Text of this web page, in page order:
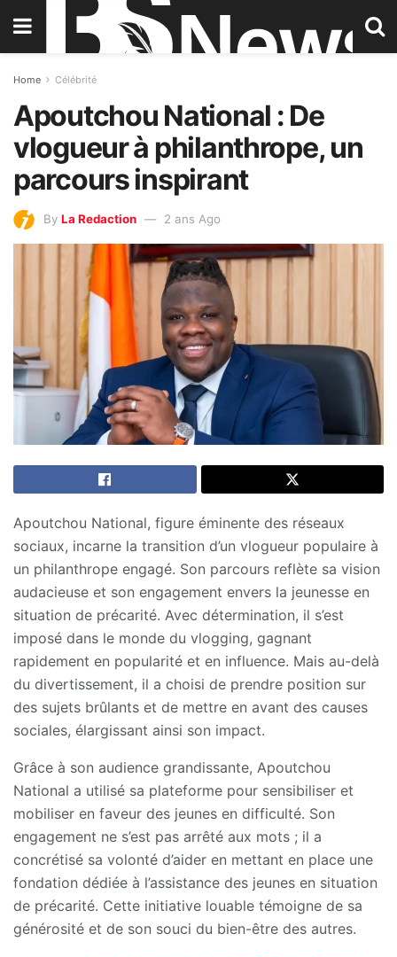
Home Célébrité
Apoutchou National : De
vlogueur à philanthrope, un
parcours inspirant
By La Redaction 2 ans Ago
Apoutchou National, figure éminente des réseaux
sociaux, incarne la transition d’un vlogueur populaire à
un philanthrope engagé. Son parcours reflète sa vision
audacieuse et son engagement envers la jeunesse en
situation de précarité. Avec détermination, il s’est
imposé dans le monde du vlogging, gagnant
rapidement en popularité et en influence. Mais au-delà
du divertissement, il a choisi de prendre position sur
des sujets brûlants et de mettre en avant des causes
sociales, élargissant ainsi son impact.
Grâce à son audience grandissante, Apoutchou
National a utilisé sa plateforme pour sensibiliser et
mobiliser en faveur des jeunes en difficulté. Son
engagement ne s’est pas arrêté aux mots ; il a
concrétisé sa volonté d’aider en mettant en place une
fondation dédiée à l’assistance des jeunes en situation
de précarité. Cette initiative louable témoigne de sa
générosité et de son souci du bien-être des autres.